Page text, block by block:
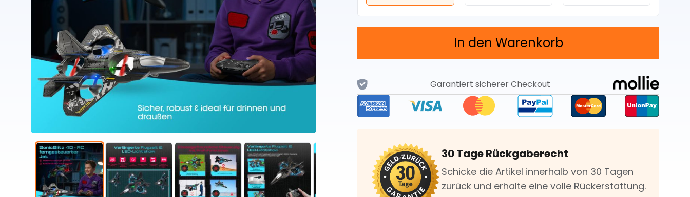
In den Warenkorb
Garantiert sicherer Checkout
30 Tage Rückgaberecht
Schicke die Artikel innerhalb von 30 Tagen
zurück und erhalte eine volle Rückerstattung.